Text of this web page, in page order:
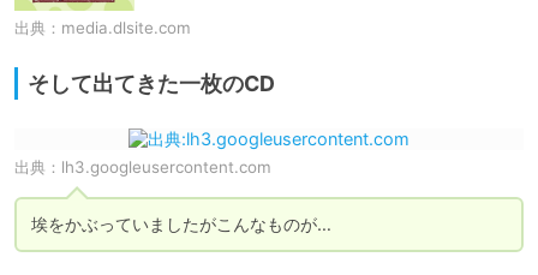
出典： media.dlsite.com
そして出てきた一枚のCD
出典： lh3.googleusercontent.com
埃をかぶっていましたがこんなものが…